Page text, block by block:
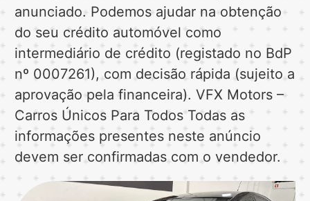
anunciado. Podemos ajudar na obtenção
do seu crédito automóvel como
intermediário de crédito (registado no BdP
nº 0007261), com decisão rápida (sujeito a
aprovação pela financeira). VFX Motors –
Carros Únicos Para Todos Todas as
informações presentes neste anúncio
devem ser confirmadas com o vendedor.